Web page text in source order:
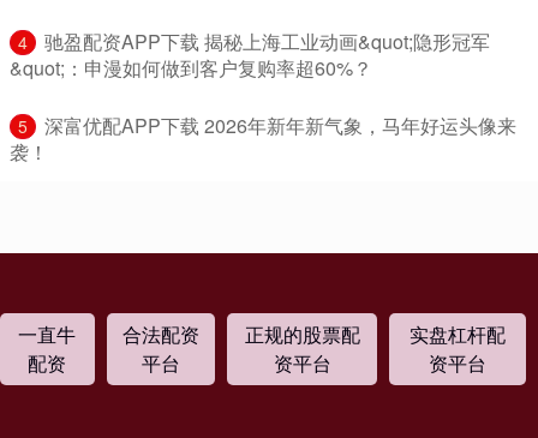
4
​驰盈配资APP下载 揭秘上海工业动画&quot;隐形冠军
&quot;：申漫如何做到客户复购率超60%？
5
​深富优配APP下载 2026年新年新气象，马年好运头像来
袭！
一直牛
配资
合法配资
平台
正规的股票配
资平台
实盘杠杆配
资平台